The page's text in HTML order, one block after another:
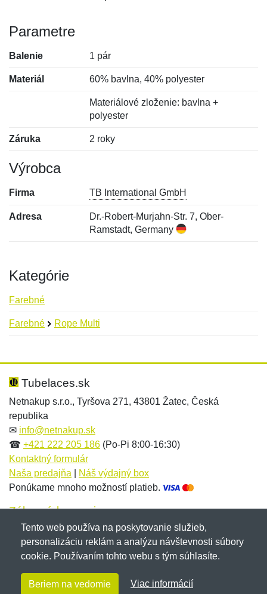
Parametre
Balenie 1 pár
Materiál 60% bavlna, 40% polyester
Materiálové zloženie: bavlna +
polyester
Záruka 2 roky
Výrobca
Firma TB International GmbH
Adresa
Dr.-Robert-Murjahn-Str. 7, Ober-
Ramstadt, Germany
Kategórie
Farebné
Farebné Rope Multi
Hodnotenie:
Meno:*
E-mail:
Správa*
Meno:
E-mail:*
Správa*
Tubelaces.sk
Netnakup s.r.o., Tyršova 271, 43801 Žatec, Česká
republika
✉ info@netnakup.sk
☎ +421 222 205 186 (Po-Pi 8:00-16:30)
Kontaktný formulár
Naša predajňa
Náš výdajný box
Ponúkame mnoho možností platieb.
Zákaznícky servis
Novinky emailom
Copyright © 2007-2026 (19 rokov s vami)Netnakup.sk
Tento web používa na poskytovanie služieb,
personalizáciu reklám a analýzu návštevnosti súbory
cookie. Používaním tohto webu s tým súhlasíte.
Beriem na vedomie Viac informácií